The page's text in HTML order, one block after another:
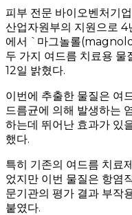
피부 전문 바이오벤처기
산업자원부의 지원으로 4
에서 `마그놀롤
두 가지 여드름 치료용 물
12일 밝혔다.
이번에 추출한 물질은 여
드름균에 의해 발생하는
하는데 뛰어난 효과가 있
했다.
특히 기존의 여드름 치료
었지만 이번 물질은 항염
문기관의 평가 결과 부작
붙였다.